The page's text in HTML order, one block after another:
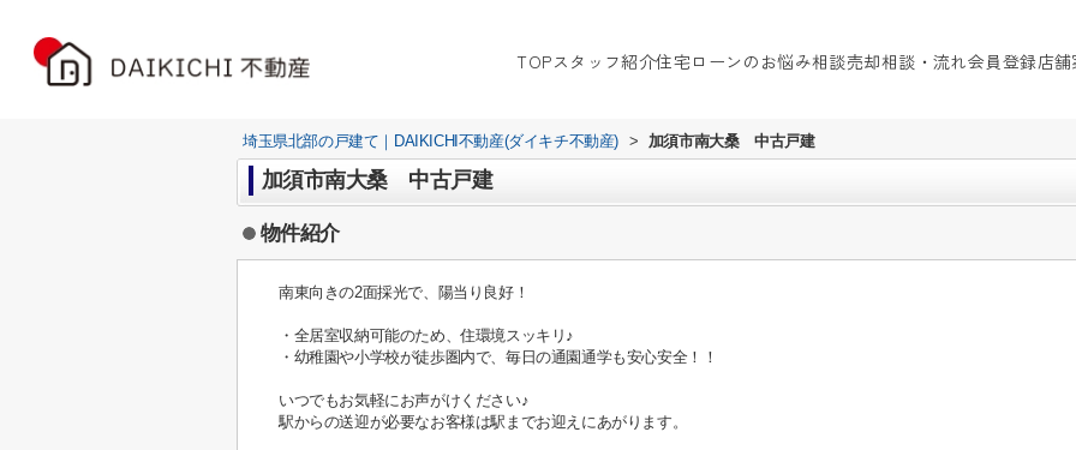
TOPスタッフ紹介住宅ローンのお悩み相談売却相談・流れ会員登録店
埼玉県北部の戸建て｜DAIKICHI不動産(ダイキチ不動産) > 加須市南大桑 中古戸建
加須市南大桑 中古戸建
物件紹介
南東向きの2面採光で、陽当り良好！
・全居室収納可能のため、住環境スッキリ♪
・幼稚園や小学校が徒歩圏内で、毎日の通園通学も安心安全！！
いつでもお気軽にお声がけください♪
駅からの送迎が必要なお客様は駅までお迎えにあがります。